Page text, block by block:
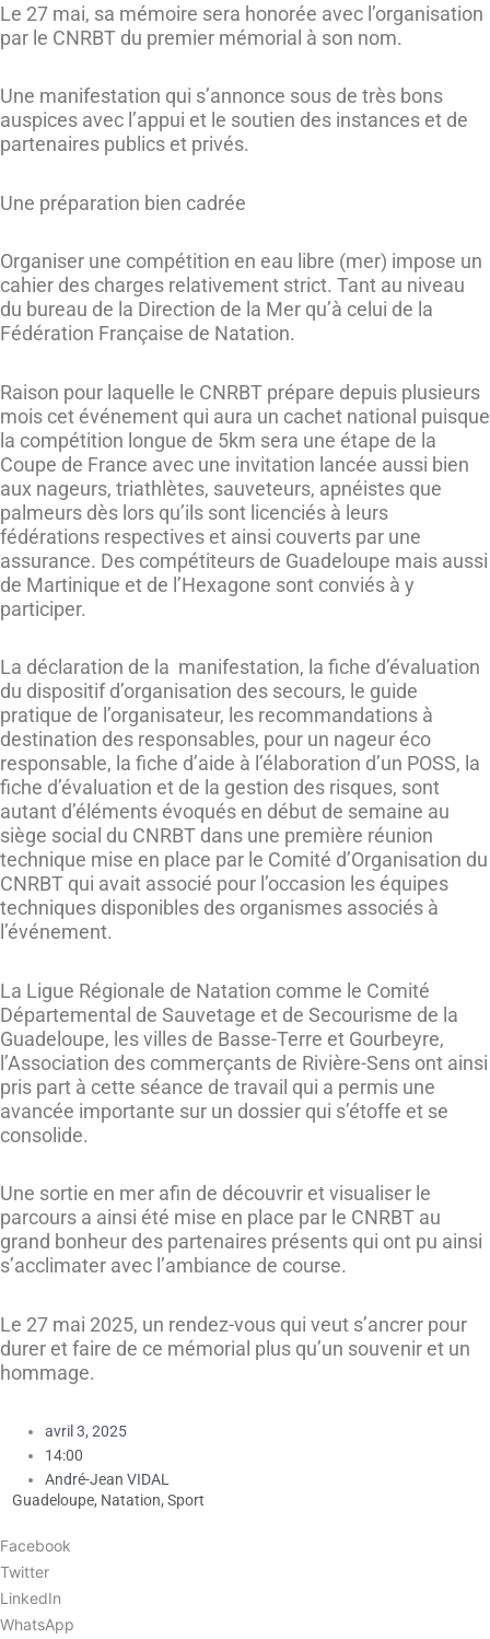
Le 27 mai, sa mémoire sera honorée avec l’organisation
par le CNRBT du premier mémorial à son nom.
Une manifestation qui s’annonce sous de très bons
auspices avec l’appui et le soutien des instances et de
partenaires publics et privés.
Une préparation bien cadrée
Organiser une compétition en eau libre (mer) impose un
cahier des charges relativement strict. Tant au niveau
du bureau de la Direction de la Mer qu’à celui de la
Fédération Française de Natation.
Raison pour laquelle le CNRBT prépare depuis plusieurs
mois cet événement qui aura un cachet national puisque
la compétition longue de 5km sera une étape de la
Coupe de France avec une invitation lancée aussi bien
aux nageurs, triathlètes, sauveteurs, apnéistes que
palmeurs dès lors qu’ils sont licenciés à leurs
fédérations respectives et ainsi couverts par une
assurance. Des compétiteurs de Guadeloupe mais aussi
de Martinique et de l’Hexagone sont conviés à y
participer.
La déclaration de la manifestation, la fiche d’évaluation
du dispositif d’organisation des secours, le guide
pratique de l’organisateur, les recommandations à
destination des responsables, pour un nageur éco
responsable, la fiche d’aide à l’élaboration d’un POSS, la
fiche d’évaluation et de la gestion des risques, sont
autant d’éléments évoqués en début de semaine au
siège social du CNRBT dans une première réunion
technique mise en place par le Comité d’Organisation du
CNRBT qui avait associé pour l’occasion les équipes
techniques disponibles des organismes associés à
l’événement.
La Ligue Régionale de Natation comme le Comité
Départemental de Sauvetage et de Secourisme de la
Guadeloupe, les villes de Basse-Terre et Gourbeyre,
l’Association des commerçants de Rivière-Sens ont ainsi
pris part à cette séance de travail qui a permis une
avancée importante sur un dossier qui s’étoffe et se
consolide.
Une sortie en mer afin de découvrir et visualiser le
parcours a ainsi été mise en place par le CNRBT au
grand bonheur des partenaires présents qui ont pu ainsi
s’acclimater avec l’ambiance de course.
Le 27 mai 2025, un rendez-vous qui veut s’ancrer pour
durer et faire de ce mémorial plus qu’un souvenir et un
hommage.
avril 3, 2025
14:00
André-Jean VIDAL
Guadeloupe, Natation, Sport
Facebook
Twitter
LinkedIn
WhatsApp